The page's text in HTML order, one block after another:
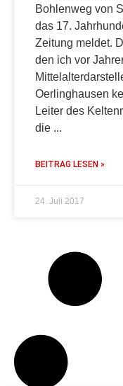
Bohlenweg von
das 17.
Zeitung meldet.
den ich vor
Oerlinghausen
Leiter des
die
BEITRAG LESEN »
24. Juli 2017